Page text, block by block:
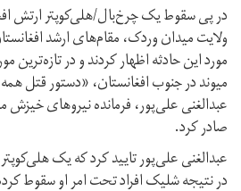
در پی سقوط یک چرخ‌بال/هلی‌کوپتر ارتش
ولایت میدان وردک، مقام‌های ارشد
میوند در جنوب افغانستان، «دستور قتل
عبدالغنی علی‌پور، فرمانده نیروهای خیزش
صادر کرد.
عبدالغنی علی‌پور تایید کرد که یک
در نتیجه شلیک افراد تحت امر او سقوط